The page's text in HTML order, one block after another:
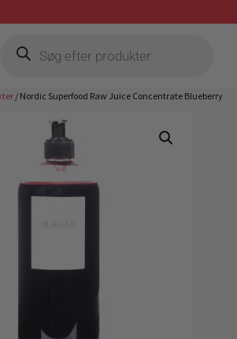
forhandler
/ Nordic Superfood Raw Juice Concentrate Blueberry